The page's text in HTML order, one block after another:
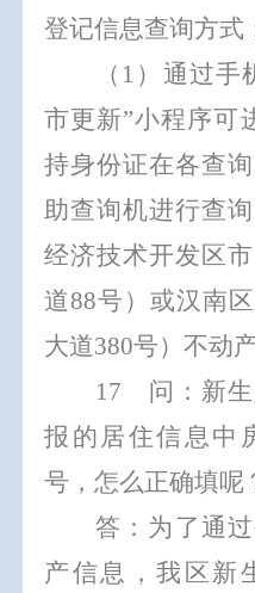
登记信息查询方式
（ 1 ） 通过手
市更新”小程序可
持身份证在各查
助查询机进行查
经济技术开发区
道88号）或汉南
大道380号）不动
17
问：新
报的居住信息中
号，怎么正确填呢
答：为了通
产信息，我区新